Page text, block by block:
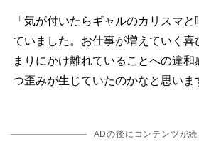
「気が付いたらギャルのカリスマ
ていました。お仕事が増えていく喜
まりにかけ離れていることへの違
つ歪みが生じていたのかなと思いま
ADの後にコンテンツが続